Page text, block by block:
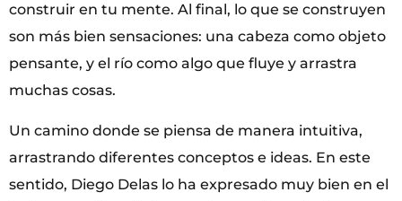
construir en tu mente. Al final, lo que se construyen
son más bien sensaciones: una cabeza como objeto
pensante, y el río como algo que fluye y arrastra
muchas cosas.
Un camino donde se piensa de manera intuitiva,
arrastrando diferentes conceptos e ideas. En este
sentido, Diego Delas lo ha expresado muy bien en el